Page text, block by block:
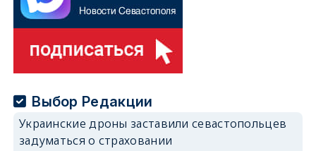
Выбор Редакции
Украинские дроны заставили севастопольцев
задуматься о страховании